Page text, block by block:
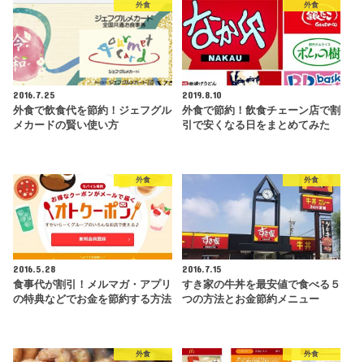
外食
2016.7.25
外食で飲食代を節約！ジェフグル
メカードの賢い使い方
外食
2019.8.10
外食で節約！飲食チェーン店で割
引で安くなる日をまとめてみた
外食
2016.5.28
食事代が割引！メルマガ・アプリ
の特典などでお金を節約する方法
外食
2016.7.15
すき家の牛丼を最安値で食べる５
つの方法とお金節約メニュー
外食 外食